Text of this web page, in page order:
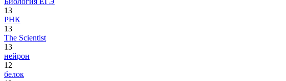
13
РНК
13
The Scientist
13
нейрон
12
белок